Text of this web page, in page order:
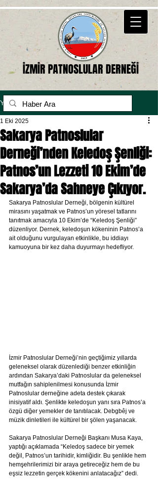
İZMİR PATNOSLULAR DERNEĞİ
Yazı
Sakarya Patnoslular
Derneği’nden Keledoş Şenliği:
Patnos’un Lezzeti 10 Ekim’de
Sakarya’da Sahneye Çıkıyor.
1 Eki 2025
Sakarya Patnoslular Derneği, bölgenin kültürel
mirasını yaşatmak ve Patnos’un yöresel tatlarını
tanıtmak amacıyla 10 Ekim’de “Keledoş Şenliği”
düzenliyor. Dernek, keledoşun kökeninin Patnos’a
ait olduğunu vurgulayan etkinlikle, bu iddiayı
kamuoyuna bir kez daha duyurmayı hedefliyor.
İzmir Patnoslular Derneği’nin geçtiğimiz yıllarda
geleneksel olarak düzenlediği benzer etkinliğin
ardından Sakarya’daki Patnoslular da geleneksel
mutfağın sahiplenilmesi konusunda İzmir
Patnoslular derneğine adeta destek çıkarak
inisiyatif aldı. Şenlikte keledoşun yanı sıra Patnos’a
özgü diğer yemekler de tanıtılacak. Debgbêj ve
müzik dinletileri ile kültürel bir şölen yaşanacak.
Sakarya Patnoslular Derneği Başkanı Musa Kaya,
yaptığı açıklamada “Keledoş sadece bir yemek
değil, Patnos’un tarihidir, kimliğidir. Bu şenlikle hem
hemşehrilerimizi bir araya getireceğiz hem de bu
eşsiz lezzetin gerçek kökenini anlatacağız” dedi.